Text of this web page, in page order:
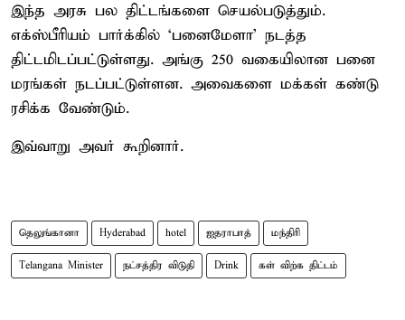
இந்த அரசு பல திட்டங்களை செயல்படுத்தும்.
எக்ஸ்பீரியம் பார்க்கில் ‘பனைமேளா’ நடத்த
திட்டமிடப்பட்டுள்ளது. அங்கு 250 வகையிலான பனை
மரங்கள் நடப்பட்டுள்ளன. அவைகளை மக்கள் கண்டு
ரசிக்க வேண்டும்.
இவ்வாறு அவர் கூறினார்.
தெலுங்கானா Hyderabad hotel ஐதராபாத் மந்திரி
Telangana Minister நட்சத்திர விடுதி Drink கள் விற்க திட்டம்